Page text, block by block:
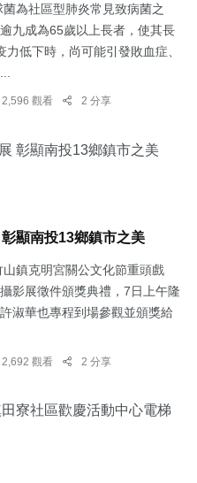
為社區型肺炎常見致病菌之
九成為65歲以上長者，使其長
低下時，尚可能引發敗血症、
2,596 觀看 2 分享
顯南投13鄉鎮市之美
山鎮克明宮關公文化節重頭戲
影展徵件頒獎典禮，7日上午隆
淑華也專程到場參觀並頒獎給
2,692 觀看 2 分享